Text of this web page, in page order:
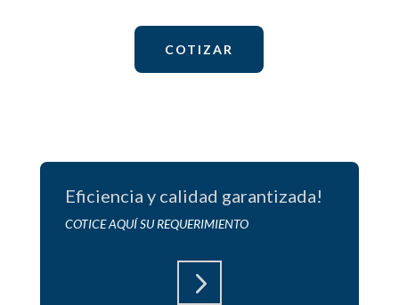
COTIZAR
Eficiencia y calidad garantizada!
COTICE AQUÍ SU REQUERIMIENTO
5